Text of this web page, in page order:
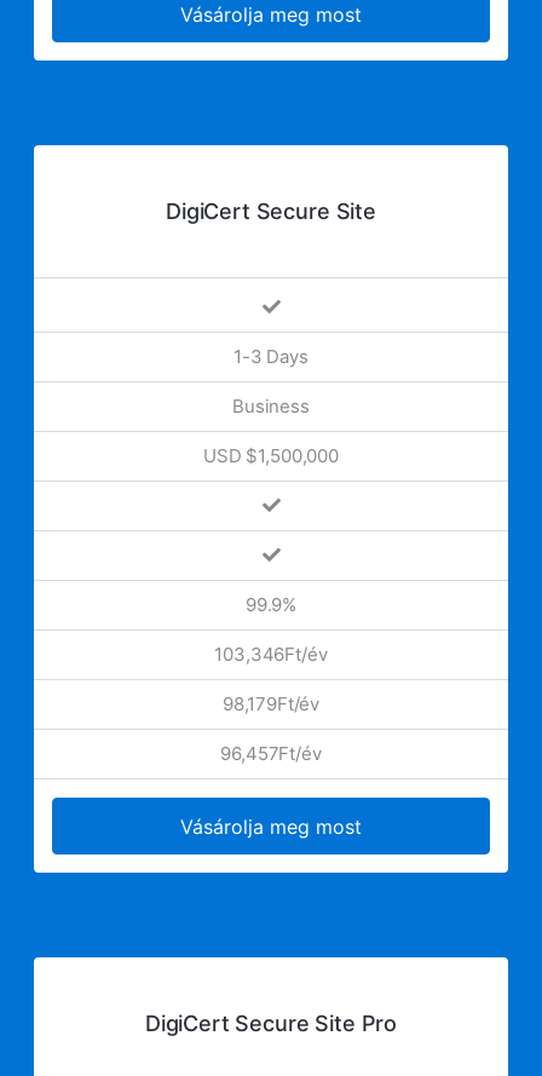
Vásárolja meg most
DigiCert Secure Site
1-3 Days
Business
USD $1,500,000
99.9%
103,346Ft/év
98,179Ft/év
96,457Ft/év
Vásárolja meg most
DigiCert Secure Site Pro